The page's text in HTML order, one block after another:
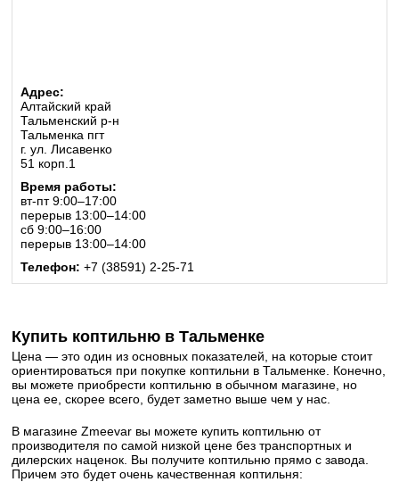
Адрес:
Алтайский край
Тальменский р-н
Тальменка пгт
г. ул. Лисавенко
51 корп.1
Время работы:
вт-пт 9:00–17:00
перерыв 13:00–14:00
сб 9:00–16:00
перерыв 13:00–14:00
Телефон: +7 (38591) 2-25-71
Купить коптильню в Тальменке
Цена — это один из основных показателей, на которые стоит
ориентироваться при покупке коптильни в Тальменке. Конечно,
вы можете приобрести коптильню в обычном магазине, но
цена ее, скорее всего, будет заметно выше чем у нас.
В магазине Zmeevar вы можете купить коптильню от
производителя по самой низкой цене без транспортных и
дилерских наценок. Вы получите коптильню прямо с завода.
Причем это будет очень качественная коптильня: